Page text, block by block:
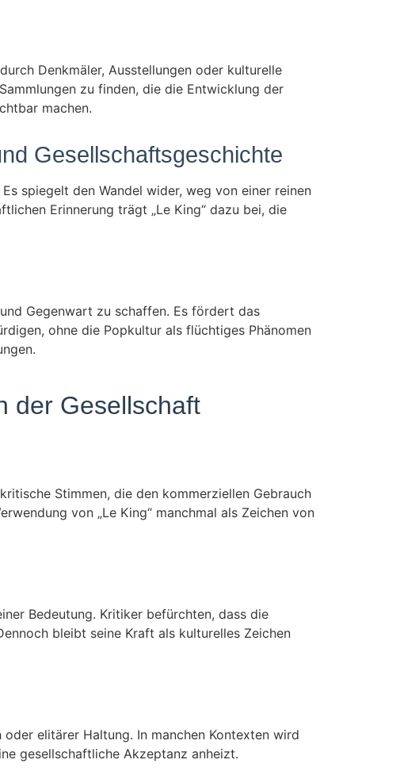
Denkmäler, Ausstellungen oder kulturelle
zu finden, die die Entwicklung der
machen.
Gesellschaftsgeschichte
spiegelt den Wandel wider, weg von einer reinen
Erinnerung trägt „Le King“ dazu bei, die
Gegenwart zu schaffen. Es fördert das
ohne die Popkultur als flüchtiges Phänomen
der Gesellschaft
Stimmen, die den kommerziellen Gebrauch
von „Le King“ manchmal als Zeichen von
Bedeutung. Kritiker befürchten, dass die
bleibt seine Kraft als kulturelles Zeichen
elitärer Haltung. In manchen Kontexten wird
gesellschaftliche Akzeptanz anheizt.